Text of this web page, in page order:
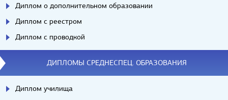
Диплом о дополнительном образовании
Диплом с реестром
Диплом с проводкой
ДИПЛОМЫ СРЕДНЕСПЕЦ. ОБРАЗОВАНИЯ
Диплом училища